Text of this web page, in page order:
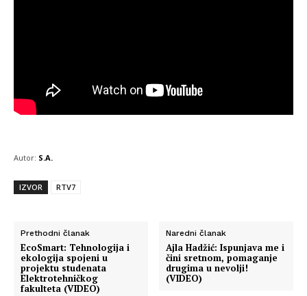
Autor: S.A.
IZVOR RTV7
Prethodni članak
EcoSmart: Tehnologija i
ekologija spojeni u
projektu studenata
Elektrotehničkog
fakulteta (VIDEO)
Naredni članak
Ajla Hadžić: Ispunjava me i
čini sretnom, pomaganje
drugima u nevolji!
(VIDEO)